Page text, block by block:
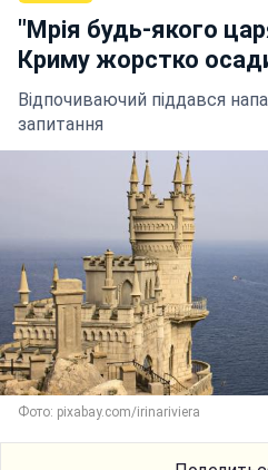
"Мрія будь-якого
Криму жорстко
Відпочиваючий піддався
запитання
Фото: pixabay.com/irinariviera